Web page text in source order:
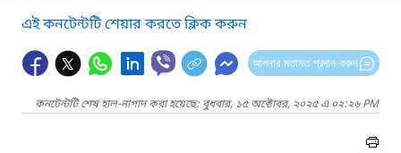
এই কনটেন্টটি শেয়ার করতে ক্লিক করুন
আপনার মতামত প্রদান করুন
কনটেন্টটি শেষ হাল-নাগাদ করা হয়েছে: বুধবার, ১৫ অক্টোবর, ২০২৫ এ ০২:২৬ PM